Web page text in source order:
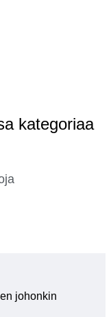
kategoriaa
johonkin